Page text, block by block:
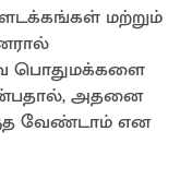
மற்றும்
பொதுமக்களை
அதனை
வேண்டாம் என